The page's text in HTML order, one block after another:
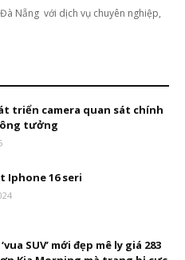
Nẵng với dịch vụ chuyên nghiệp,
triển camera quan sát chính
tưởng
Iphone 16 seri
SUV’ mới đẹp mê ly giá 283